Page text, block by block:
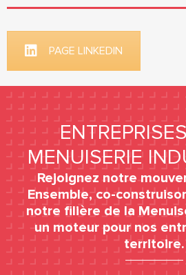
PAGE LINKEDIN
MENUISERIE
Rejoignez notre
Ensemble, co-
notre filière de la
un moteur pour nos
territoire.